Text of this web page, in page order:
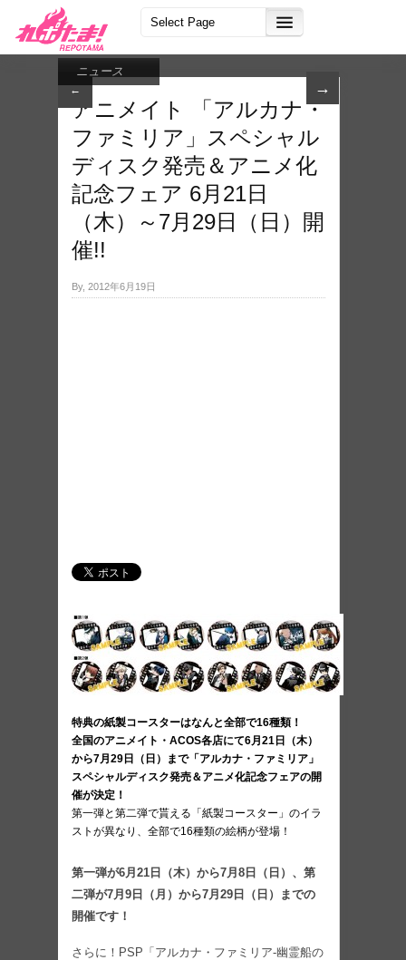
← →
ニュース
アニメイト 「アルカナ・
ファミリア」スペシャル
ディスク発売＆アニメ化
記念フェア 6月21日
（木）～7月29日（日）開
催!!
By, 2012年6月19日
特典の紙製コースターはなんと全部で16種類！
全国のアニメイト・ACOS各店にて6月21日（木）
から7月29日（日）まで「アルカナ・ファミリア」
スペシャルディスク発売＆アニメ化記念フェアの開
催が決定！
第一弾と第二弾で貰える「紙製コースター」のイラ
ストが異なり、全部で16種類の絵柄が登場！
第一弾が6月21日（木）から7月8日（日）、第
二弾が7月9日（月）から7月29日（日）までの
開催です！
さらに！PSP「アルカナ・ファミリア-幽霊船の